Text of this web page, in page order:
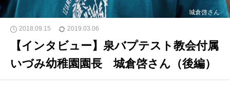
城倉啓さん
2018.09.15 2019.03.06
【インタビュー】泉バプテスト教会付属
いづみ幼稚園園長 城倉啓さん（後編）